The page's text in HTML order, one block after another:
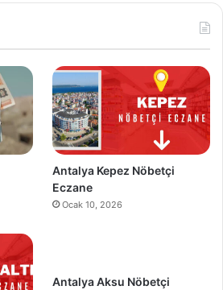
Antalya Kepez Nöbetçi
Eczane
Ocak 10, 2026
Antalya Aksu Nöbetçi